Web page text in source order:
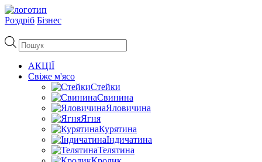
Роздріб Бізнес
Пошук
товарів
АКЦІЇ
Свіже м'ясо
Стейки
Свинина
Яловичина
Ягня
Курятина
Індичатина
Телятина